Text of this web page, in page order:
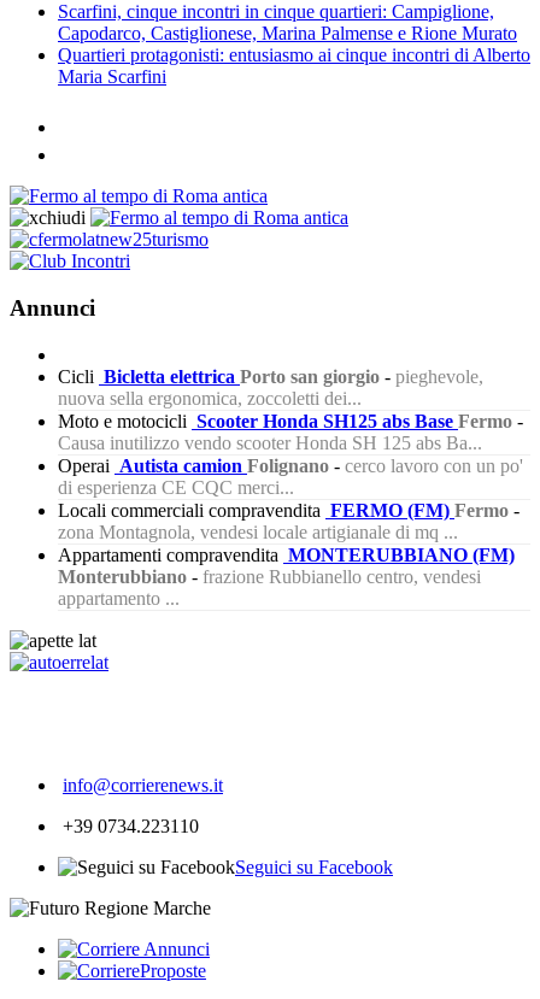
Scarfini, cinque incontri in cinque quartieri: Campiglione,
Capodarco, Castiglionese, Marina Palmense e Rione Murato
Quartieri protagonisti: entusiasmo ai cinque incontri di Alberto
Maria Scarfini
Annunci
Cicli Bicletta elettrica Porto san giorgio - pieghevole,
nuova sella ergonomica, zoccoletti dei...
Moto e motocicli Scooter Honda SH125 abs Base Fermo -
Causa inutilizzo vendo scooter Honda SH 125 abs Ba...
Operai Autista camion Folignano - cerco lavoro con un po'
di esperienza CE CQC merci...
Locali commerciali compravendita FERMO (FM) Fermo -
zona Montagnola, vendesi locale artigianale di mq ...
Appartamenti compravendita MONTERUBBIANO (FM)
Monterubbiano - frazione Rubbianello centro, vendesi
appartamento ...
info@corrierenews.it
+39 0734.223110
Seguici su Facebook